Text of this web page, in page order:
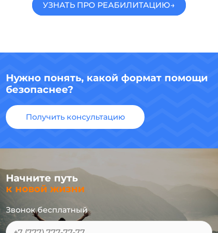
УЗНАТЬ ПРО РЕАБИЛИТАЦИЮ→
Нужно понять, какой формат помощи
безопаснее?
Получить консультацию
Начните путь
к новой жизни
Звонок бесплатный